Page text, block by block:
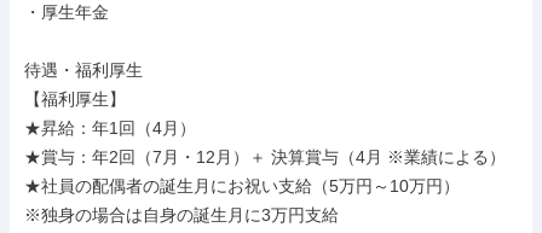
・厚生年金
待遇・福利厚生
【福利厚生】
★昇給：年1回（4月）
★賞与：年2回（7月・12月）＋ 決算賞与（4月 ※業績による）
★社員の配偶者の誕生月にお祝い支給（5万円～10万円）
※独身の場合は自身の誕生月に3万円支給